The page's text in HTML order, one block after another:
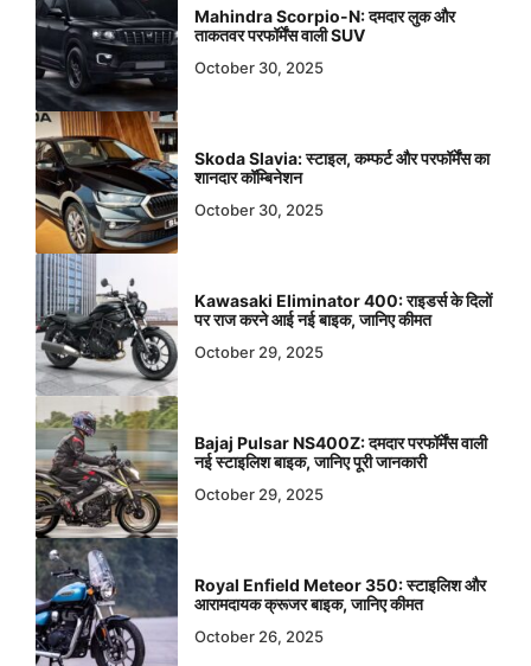
Mahindra Scorpio-N: दमदार लुक और
ताकतवर परफॉर्मेंस वाली SUV
October 30, 2025
Skoda Slavia: स्टाइल, कम्फर्ट और परफॉर्मेंस का
शानदार कॉम्बिनेशन
October 30, 2025
Kawasaki Eliminator 400: राइडर्स के दिलों
पर राज करने आई नई बाइक, जानिए कीमत
October 29, 2025
Bajaj Pulsar NS400Z: दमदार परफॉर्मेंस वाली
नई स्टाइलिश बाइक, जानिए पूरी जानकारी
October 29, 2025
Royal Enfield Meteor 350: स्टाइलिश और
आरामदायक क्रूजर बाइक, जानिए कीमत
October 26, 2025